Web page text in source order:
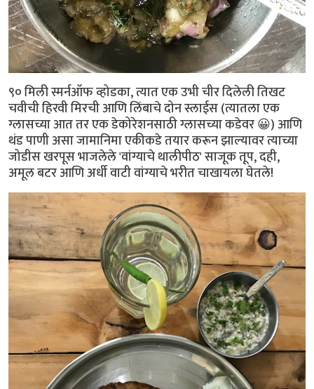
९० मिली स्मर्नऑफ व्होडका, त्यात एक उभी चीर दिलेली तिखट
चवीची हिरवी मिरची आणि लिंबाचे दोन स्लाईस (त्यातला एक
ग्लासच्या आत तर एक डेकोरेशनसाठी ग्लासच्या कडेवर 😀) आणि
थंड पाणी असा जामानिमा एकीकडे तयार करून झाल्यावर त्याच्या
जोडीस खरपूस भाजलेले 'वांग्याचे थालीपीठ' साजूक तूप, दही,
अमूल बटर आणि अर्धी वाटी वांग्याचे भरीत चाखायला घेतले!